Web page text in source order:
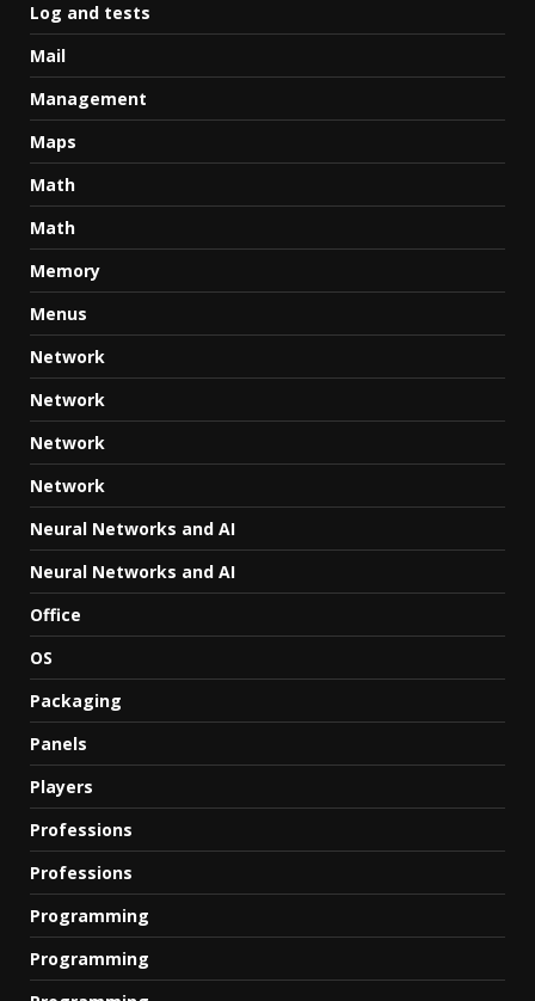
Log and tests
Mail
Management
Maps
Math
Math
Memory
Menus
Network
Network
Network
Network
Neural Networks and AI
Neural Networks and AI
Office
OS
Packaging
Panels
Players
Professions
Professions
Programming
Programming